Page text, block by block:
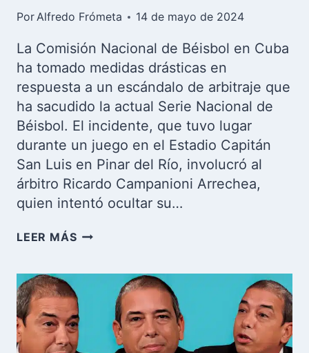
PorAlfredo Frómeta 14 de mayo de 2024
La Comisión Nacional de Béisbol en Cuba
ha tomado medidas drásticas en
respuesta a un escándalo de arbitraje que
ha sacudido la actual Serie Nacional de
Béisbol. El incidente, que tuvo lugar
durante un juego en el Estadio Capitán
San Luis en Pinar del Río, involucró al
árbitro Ricardo Campanioni Arrechea,
quien intentó ocultar su…
LEER MÁSÁRBITRO
LA
SERIE
NACIONAL
DE